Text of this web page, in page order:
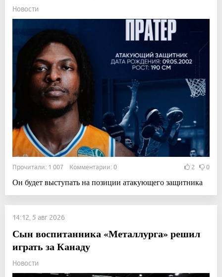
Новости
Прочитали: 1 007 Комментарии: 0 2 0
Он будет выступать на позиции атакующего защитника
14:12, 5 авг 2026
Сын воспитанника «Металлурга» решил
играть за Канаду
Новости